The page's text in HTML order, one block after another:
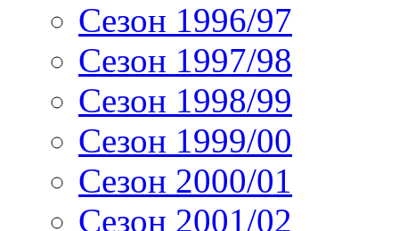
Сезон 1996/97
Сезон 1997/98
Сезон 1998/99
Сезон 1999/00
Сезон 2000/01
Сезон 2001/02